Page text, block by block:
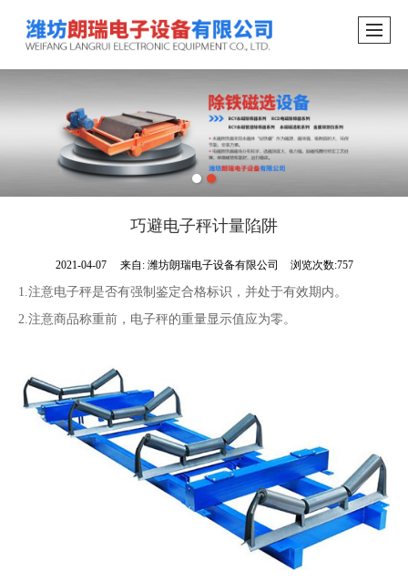
巧避电子秤计量陷阱
2021-04-07 来自: 潍坊朗瑞电子设备有限公司 浏览次数:757
1.注意电子秤是否有强制鉴定合格标识，并处于有效期内。
2.注意商品称重前，电子秤的重量显示值应为零。